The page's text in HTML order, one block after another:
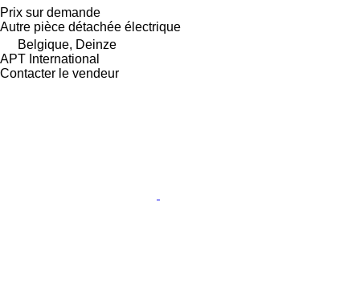
Prix sur demande
Autre pièce détachée électrique
Belgique, Deinze
APT International
Contacter le vendeur